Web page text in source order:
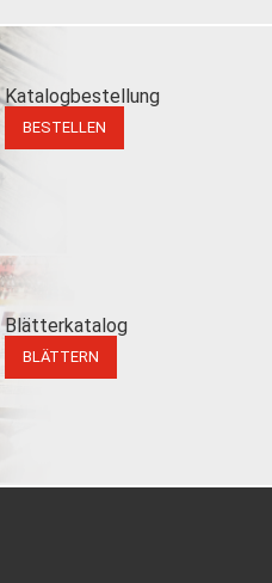
Katalogbestellung
BESTELLEN
Blätterkatalog
BLÄTTERN